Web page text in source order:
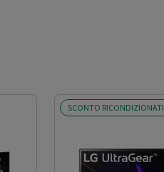
SCONTO RICONDIZIONATI